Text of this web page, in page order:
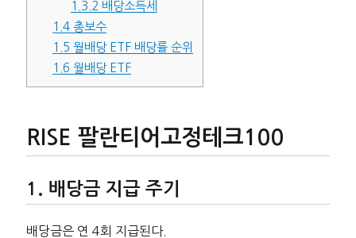
1.3.2 배당소득세
1.4 총보수
1.5 월배당 ETF 배당률 순위
1.6 월배당 ETF
RISE 팔란티어고정테크100
배당금 지급 주기
배당금은 연 4회 지급된다.